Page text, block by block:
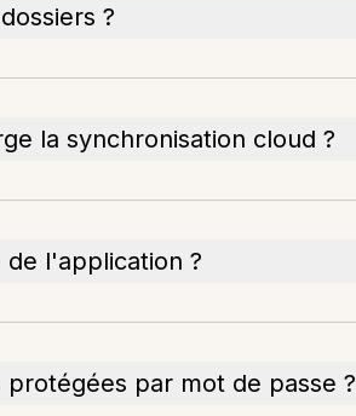
?
la synchronisation cloud ?
l'application ?
par mot de passe ?